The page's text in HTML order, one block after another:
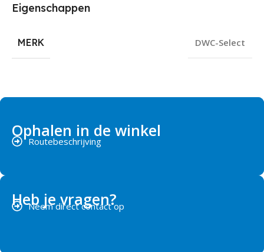
Eigenschappen
MERK DWC-Select
Ophalen in de winkel
Routebeschrijving
Heb je vragen?
Neem direct contact op